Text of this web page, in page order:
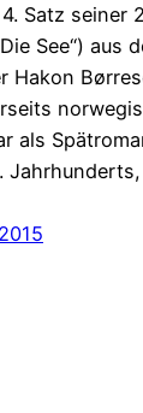
Satz seiner
See“) aus
Hakon
als